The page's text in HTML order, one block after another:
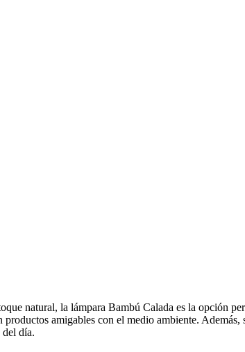
natural, la lámpara Bambú Calada es la opción
amigables con el medio ambiente.
día.